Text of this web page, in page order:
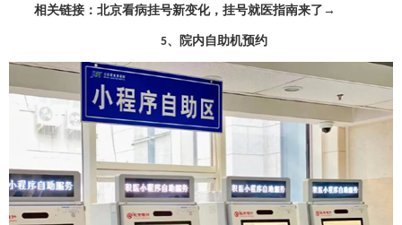
相关链接： 北京看病挂号新变化，挂号就医指南来了 →
5、 院内自助机预约